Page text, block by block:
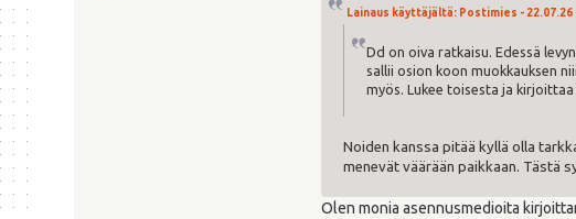
Lainaus käyttäjältä: Postimies - 22.07.26
Dd on oiva ratkaisu. Edessä
sallii osion koon muokkauksen
myös. Lukee toisesta ja kirjoittaa
Noiden kanssa pitää kyllä olla
menevät väärään paikkaan. Tästä
Olen monia asennusmedioita